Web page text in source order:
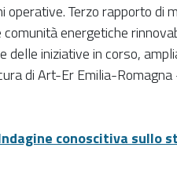
Terzo rapporto di
energetiche
delle iniziative in corso,
di Art-Er Emilia-Romagna
conoscitiva sullo